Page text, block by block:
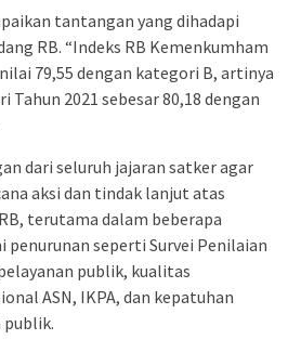
tantangan yang dihadapi
RB. “Indeks RB Kemenkumham
79,55 dengan kategori B, artinya
2021 sebesar 80,18 dengan
dari seluruh jajaran satker agar
aksi dan tindak lanjut atas
terutama dalam beberapa
seperti Survei Penilaian
publik, kualitas
ASN, IKPA, dan kepatuhan
publik.